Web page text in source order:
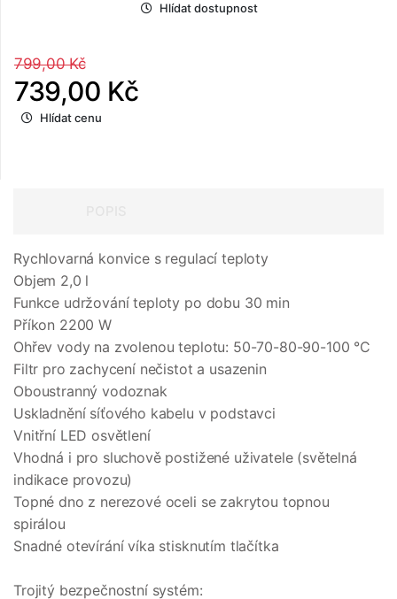
Hlídat dostupnost
799,00 Kč
739,00 Kč
Hlídat cenu
Rychlovarná konvice s regulací teploty
Objem 2,0 l
Funkce udržování teploty po dobu 30 min
Příkon 2200 W
Ohřev vody na zvolenou teplotu: 50-70-80-90-100 °C
Filtr pro zachycení nečistot a usazenin
Oboustranný vodoznak
Uskladnění síťového kabelu v podstavci
Vnitřní LED osvětlení
Vhodná i pro sluchově postižené uživatele (světelná
indikace provozu)
Topné dno z nerezové oceli se zakrytou topnou
spirálou
Snadné otevírání víka stisknutím tlačítka
Trojitý bezpečnostní systém: